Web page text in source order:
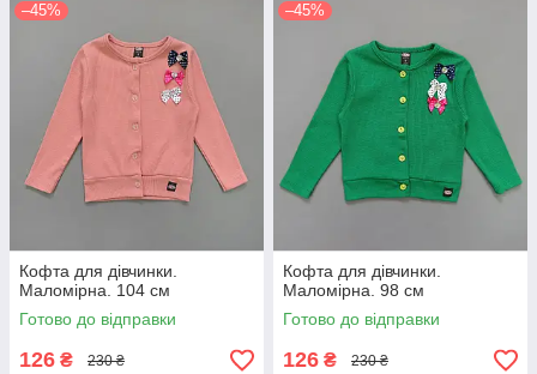
–45%
Кофта для дівчинки.
Маломірна. 104 см
Готово до відправки
126 ₴ 230 ₴
–45%
Кофта для дівчинки.
Маломірна. 98 см
Готово до відправки
126 ₴ 230 ₴